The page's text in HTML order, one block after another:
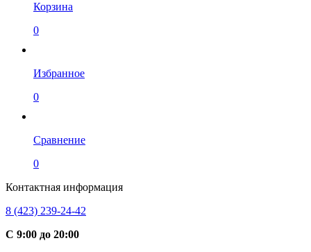
Корзина
0
Избранное
0
Сравнение
0
Контактная информация
8 (423) 239-24-42
С 9:00 до 20:00